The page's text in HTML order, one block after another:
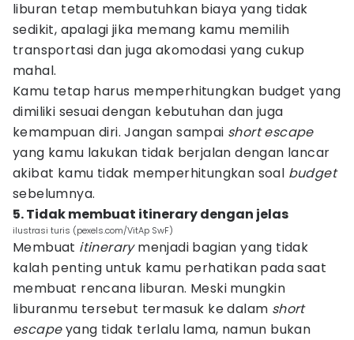
liburan tetap membutuhkan biaya yang tidak
sedikit, apalagi jika memang kamu memilih
transportasi dan juga akomodasi yang cukup
mahal.
Kamu tetap harus memperhitungkan budget yang
dimiliki sesuai dengan kebutuhan dan juga
kemampuan diri. Jangan sampai short escape
yang kamu lakukan tidak berjalan dengan lancar
akibat kamu tidak memperhitungkan soal budget
sebelumnya.
5. Tidak membuat itinerary dengan jelas
ilustrasi turis (pexels.com/VitAp SwF)
Membuat itinerarymenjadi bagian yang tidak
kalah penting untuk kamu perhatikan pada saat
membuat rencana liburan. Meski mungkin
liburanmu tersebut termasuk ke dalam short
escapeyang tidak terlalu lama, namun bukan